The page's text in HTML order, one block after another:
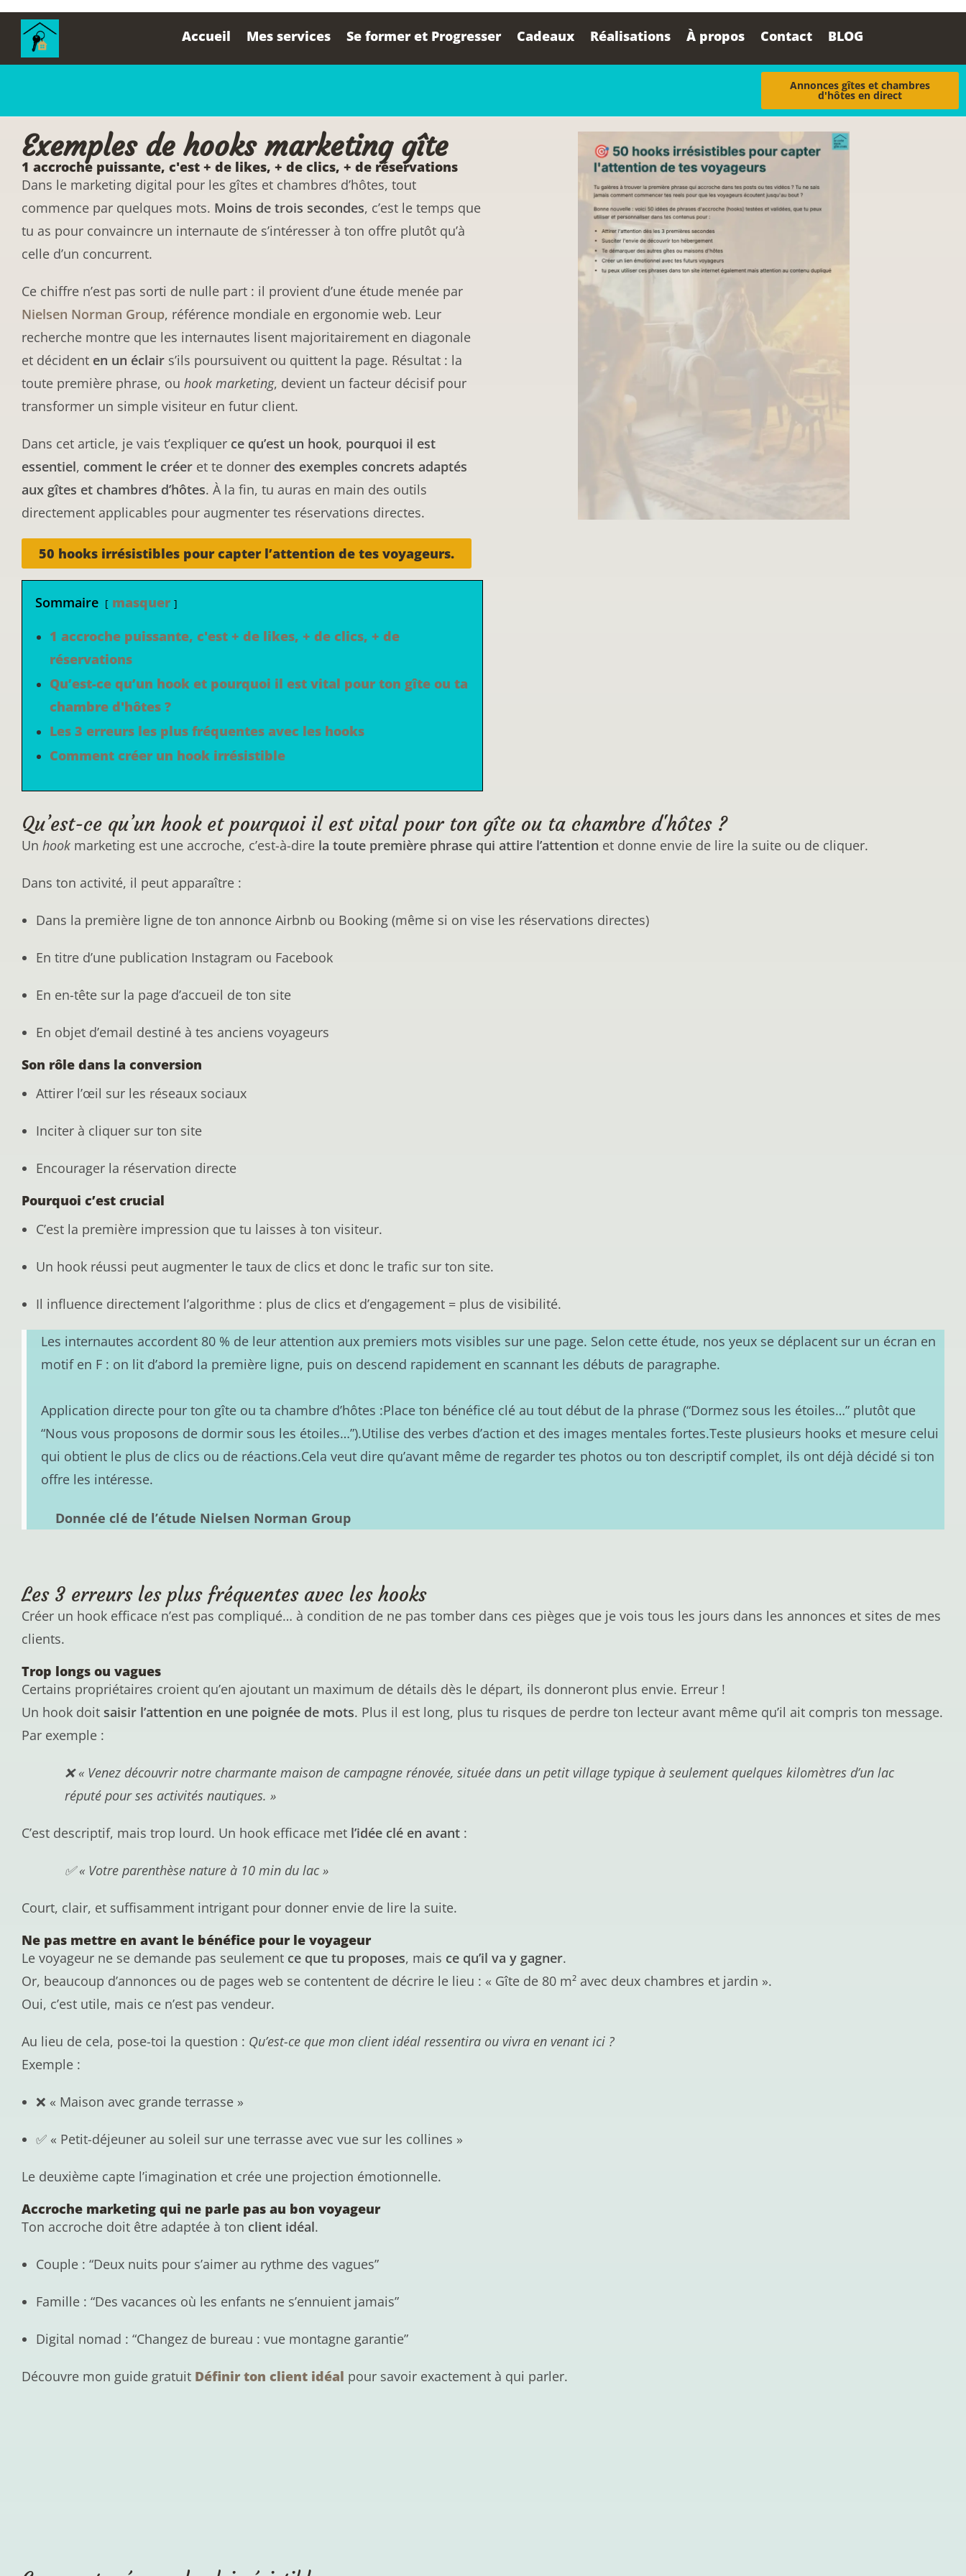
principal
Accueil Mes services Se former et Progresser Cadeaux Réalisations À propos Contact BLOG
Annonces gîtes et chambres
d'hôtes en direct
Exemples de hooks marketing gîte
1 accroche puissante, c'est + de likes, + de clics, + de réservations
Dans le marketing digital pour les gîtes et chambres d’hôtes, tout
commence par quelques mots. Moins de trois secondes, c’est le temps que
tu as pour convaincre un internaute de s’intéresser à ton offre plutôt qu’à
celle d’un concurrent.
Ce chiffre n’est pas sorti de nulle part : il provient d’une étude menée par
Nielsen Norman Group, référence mondiale en ergonomie web. Leur
recherche montre que les internautes lisent majoritairement en diagonale
et décident en un éclair s’ils poursuivent ou quittent la page. Résultat : la
toute première phrase, ou hook marketing, devient un facteur décisif pour
transformer un simple visiteur en futur client.
Dans cet article, je vais t’expliquer ce qu’est un hook, pourquoi il est
essentiel, comment le créer et te donner des exemples concrets adaptés
aux gîtes et chambres d’hôtes. À la fin, tu auras en main des outils
directement applicables pour augmenter tes réservations directes.
50 hooks irrésistibles pour capter l’attention de tes voyageurs.
Sommaire
masquer
1 accroche puissante, c'est + de likes, + de clics, + de
réservations
Qu’est-ce qu’un hook et pourquoi il est vital pour ton gîte ou ta
chambre d'hôtes ?
Les 3 erreurs les plus fréquentes avec les hooks
Comment créer un hook irrésistible
Qu’est-ce qu’un hook et pourquoi il est vital pour ton gîte ou ta chambre d'hôtes ?
Un hook marketing est une accroche, c’est-à-dire la toute première phrase qui attire l’attention et donne envie de lire la suite ou de cliquer.
Dans ton activité, il peut apparaître :
Dans la première ligne de ton annonce Airbnb ou Booking (même si on vise les réservations directes)
En titre d’une publication Instagram ou Facebook
En en-tête sur la page d’accueil de ton site
En objet d’email destiné à tes anciens voyageurs
Son rôle dans la conversion
Attirer l’œil sur les réseaux sociaux
Inciter à cliquer sur ton site
Encourager la réservation directe
Pourquoi c’est crucial
C’est la première impression que tu laisses à ton visiteur.
Un hook réussi peut augmenter le taux de clics et donc le trafic sur ton site.
Il influence directement l’algorithme : plus de clics et d’engagement = plus de visibilité.
Les internautes accordent 80 % de leur attention aux premiers mots visibles sur une page. Selon cette étude, nos yeux se déplacent sur un écran en
motif en F : on lit d’abord la première ligne, puis on descend rapidement en scannant les débuts de paragraphe.
Application directe pour ton gîte ou ta chambre d’hôtes :Place ton bénéfice clé au tout début de la phrase (“Dormez sous les étoiles…” plutôt que
“Nous vous proposons de dormir sous les étoiles…”).Utilise des verbes d’action et des images mentales fortes.Teste plusieurs hooks et mesure celui
qui obtient le plus de clics ou de réactions.Cela veut dire qu’avant même de regarder tes photos ou ton descriptif complet, ils ont déjà décidé si ton
offre les intéresse.
Donnée clé de l’étude Nielsen Norman Group
Les 3 erreurs les plus fréquentes avec les hooks
Créer un hook efficace n’est pas compliqué… à condition de ne pas tomber dans ces pièges que je vois tous les jours dans les annonces et sites de mes
clients.
Trop longs ou vagues
Certains propriétaires croient qu’en ajoutant un maximum de détails dès le départ, ils donneront plus envie. Erreur !
Un hook doit saisir l’attention en une poignée de mots. Plus il est long, plus tu risques de perdre ton lecteur avant même qu’il ait compris ton message.
Par exemple :
❌ « Venez découvrir notre charmante maison de campagne rénovée, située dans un petit village typique à seulement quelques kilomètres d’un lac
réputé pour ses activités nautiques. »
C’est descriptif, mais trop lourd. Un hook efficace met l’idée clé en avant :
✅ « Votre parenthèse nature à 10 min du lac »
Court, clair, et suffisamment intrigant pour donner envie de lire la suite.
Ne pas mettre en avant le bénéfice pour le voyageur
Le voyageur ne se demande pas seulement ce que tu proposes, mais ce qu’il va y gagner.
Or, beaucoup d’annonces ou de pages web se contentent de décrire le lieu : « Gîte de 80 m² avec deux chambres et jardin ».
Oui, c’est utile, mais ce n’est pas vendeur.
Au lieu de cela, pose-toi la question : Qu’est-ce que mon client idéal ressentira ou vivra en venant ici ?
Exemple :
❌ « Maison avec grande terrasse »
✅ « Petit-déjeuner au soleil sur une terrasse avec vue sur les collines »
Le deuxième capte l’imagination et crée une projection émotionnelle.
Accroche marketing qui ne parle pas au bon voyageur
Ton accroche doit être adaptée à ton client idéal.
Couple : “Deux nuits pour s’aimer au rythme des vagues”
Famille : “Des vacances où les enfants ne s’ennuient jamais”
Digital nomad : “Changez de bureau : vue montagne garantie”
Découvre mon guide gratuit Définir ton client idéal pour savoir exactement à qui parler.